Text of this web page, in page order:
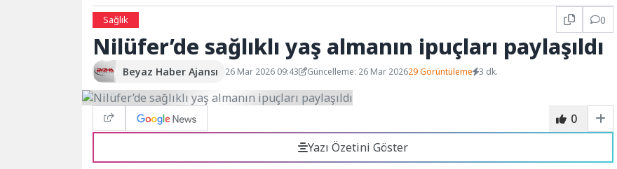
Sağlık 0
Nilüfer’de sağlıklı yaş almanın ipuçları paylaşıldı
Beyaz Haber Ajansı 26 Mar 2026 09:43 Güncelleme: 26 Mar 202629 Görüntüleme 3 dk.
0
Yazı Özetini Göster